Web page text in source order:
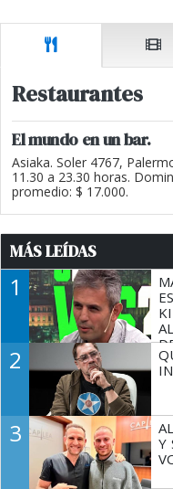
Restaurantes
El mundo en un bar.
Asiaka. Soler 4767,
11.30 a 23.30 horas.
promedio: $ 17.000.
MÁS LEÍDAS
1
2
3
Y